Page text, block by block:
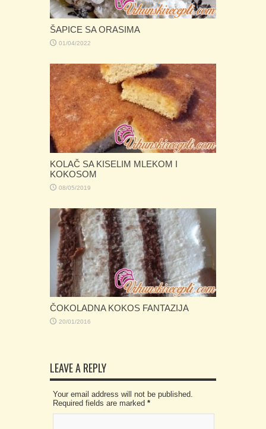
ŠAPICE SA ORASIMA
01/04/2022
KOLAČ SA KISELIM MLEKOM I
KOKOSOM
08/05/2019
ČOKOLADNA KOKOS FANTAZIJA
20/01/2016
LEAVE A REPLY
Your email address will not be published.
Required fields are marked *